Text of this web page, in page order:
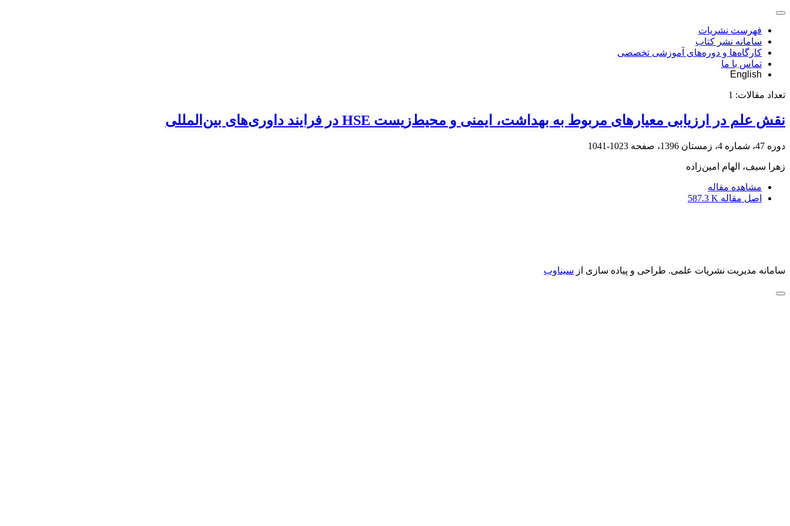
فهرست نشریات
سامانه نشر کتاب
کارگاه‌ها و دوره‌های آموزشی تخصصی
تماس با ما
English
تعداد مقالات: 1
نقش علم در ارزیابی معیارهای مربوط به بهداشت، ایمنی و محیط‌زیست HSE در فرایند داوری‌های بین‌المللی
دوره 47، شماره 4، زمستان 1396، صفحه 1023-1041
زهرا سیف، الهام امین‌زاده
مشاهده مقاله
اصل مقاله 587.3 K
سامانه مدیریت نشریات علمی. طراحی و پیاده سازی از سیناوب